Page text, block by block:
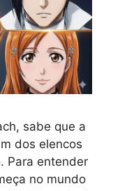
sabe que a
dos elencos
Para entender
no mundo